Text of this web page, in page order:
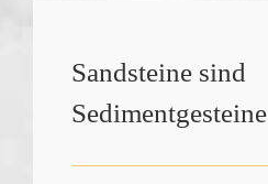
Sandsteine sind
Sedimentgesteine